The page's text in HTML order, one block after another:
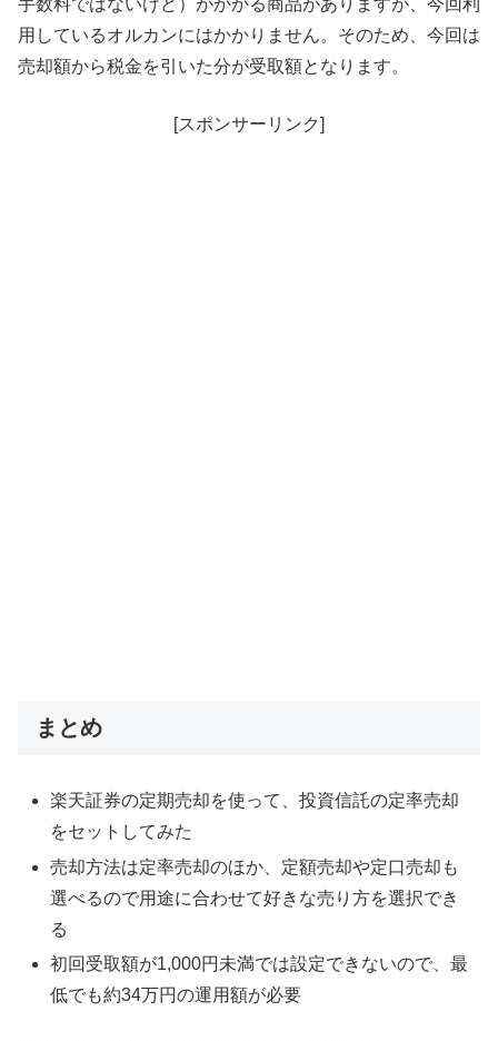
手数料ではないけど）がかかる商品がありますが、今回利
用しているオルカンにはかかりません。そのため、今回は
売却額から税金を引いた分が受取額となります。
[スポンサーリンク]
まとめ
楽天証券の定期売却を使って、投資信託の定率売却
をセットしてみた
売却方法は定率売却のほか、定額売却や定口売却も
選べるので用途に合わせて好きな売り方を選択でき
る
初回受取額が1,000円未満では設定できないので、最
低でも約34万円の運用額が必要